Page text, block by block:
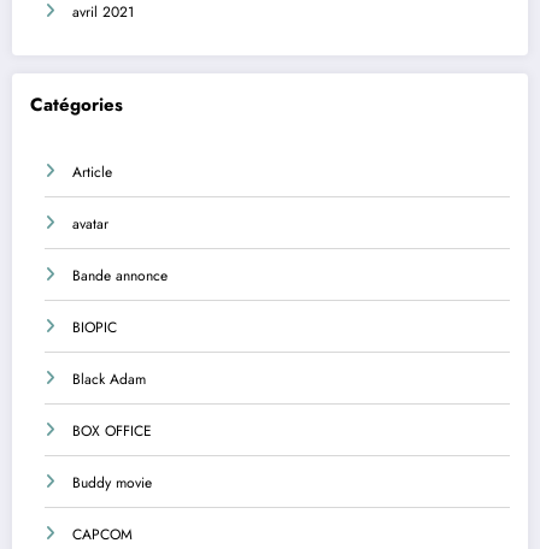
avril 2021
Catégories
Article
avatar
Bande annonce
BIOPIC
Black Adam
BOX OFFICE
Buddy movie
CAPCOM